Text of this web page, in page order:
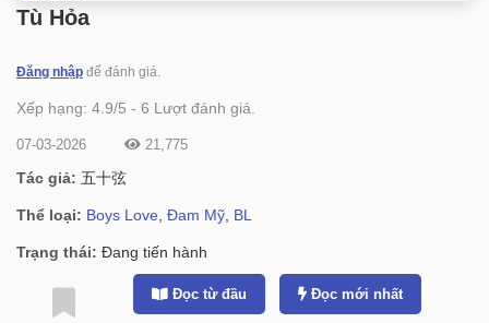
Tù Hỏa
Đăng nhập để đánh giá.
Xếp hạng: 4.9/5 - 6 Lượt đánh giá.
07-03-2026 21,775
Tác giả: 五十弦
Thể loại: Boys Love Đam Mỹ BL
Trạng thái: Đang tiến hành
Đọc từ đầu Đọc mới nhất